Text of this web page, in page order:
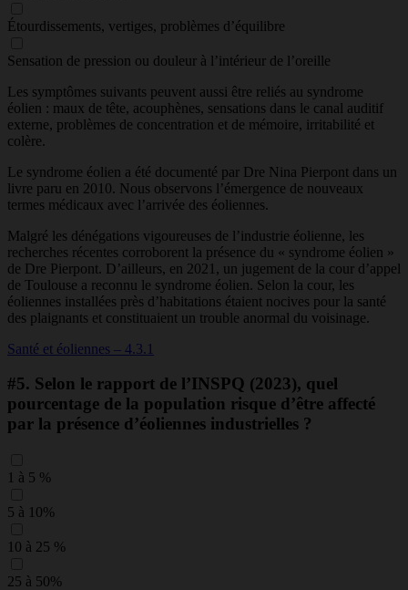
Étourdissements, vertiges, problèmes d’équilibre
Sensation de pression ou douleur à l’intérieur de l’oreille
Les symptômes suivants peuvent aussi être reliés au syndrome
éolien : maux de tête, acouphènes, sensations dans le canal auditif
externe, problèmes de concentration et de mémoire, irritabilité et
colère.
Le syndrome éolien a été documenté par Dre Nina Pierpont dans un
livre paru en 2010. Nous observons l’émergence de nouveaux
termes médicaux avec l’arrivée des éoliennes.
Malgré les dénégations vigoureuses de l’industrie éolienne, les
recherches récentes corroborent la présence du « syndrome éolien »
de Dre Pierpont. D’ailleurs, en 2021, un jugement de la cour d’appel
de Toulouse a reconnu le syndrome éolien. Selon la cour, les
éoliennes installées près d’habitations étaient nocives pour la santé
des plaignants et constituaient un trouble anormal du voisinage.
Santé et éoliennes – 4.3.1
#5. Selon le rapport de l’INSPQ (2023), quel
pourcentage de la population risque d’être affecté
par la présence d’éoliennes industrielles ?
1 à 5 %
5 à 10%
10 à 25 %
25 à 50%